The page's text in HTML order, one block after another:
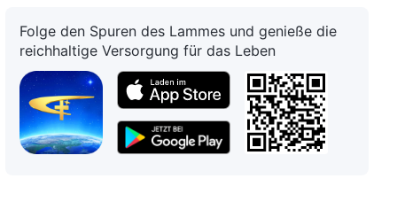
1:05:56
Das Wort Gottes | Gottes Worte
zu schätzen, ist das Fundament
Das Wort Gottes | Wie die
Menschen in das neue Zeitalter
Folge den Spuren des Lammes und genieße die
reichhaltige Versorgung für das Leben